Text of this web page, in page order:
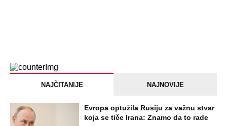
NAJČITANIJE NAJNOVIJE
Evropa optužila Rusiju za važnu stvar
koja se tiče Irana: Znamo da to rade